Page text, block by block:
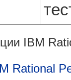
IBM
Rational